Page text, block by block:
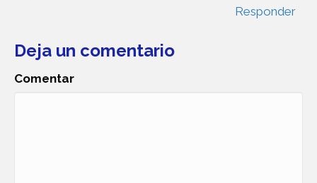
Responder
Deja un comentario
Comentar